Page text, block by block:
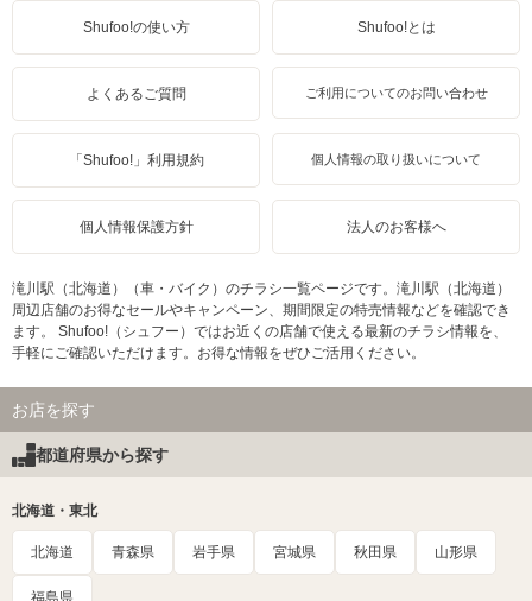
Shufoo!の使い方 Shufoo!とは
よくあるご質問 ご利用についてのお問い合わせ
「Shufoo!」利用規約 個人情報の取り扱いについて
個人情報保護方針 法人のお客様へ
滝川駅（北海道）（車・バイク）のチラシ一覧ページです。滝川駅（北海道）
周辺店舗のお得なセールやキャンペーン、期間限定の特売情報などを確認でき
ます。 Shufoo!（シュフー）ではお近くの店舗で使える最新のチラシ情報を、
手軽にご確認いただけます。お得な情報をぜひご活用ください。
お店を探す
都道府県から探す
北海道・東北
北海道 青森県 岩手県 宮城県 秋田県 山形県